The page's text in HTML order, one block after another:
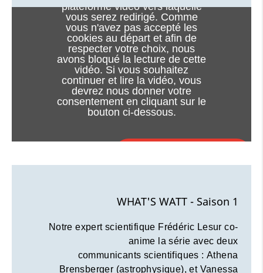
plateforme vidéo vers laquelle
vous serez redirigé. Comme
vous n'avez pas accepté les
cookies au départ et afin de
respecter votre choix, nous
avons bloqué la lecture de cette
vidéo. Si vous souhaitez
continuer et lire la vidéo, vous
devrez nous donner votre
consentement en cliquant sur le
bouton ci-dessous.
WHAT'S WATT - Saison 1
Notre expert scientifique Frédéric Lesur co-
anime la série avec deux
communicants scientifiques : Athena
Brensberger (astrophysique), et Vanessa